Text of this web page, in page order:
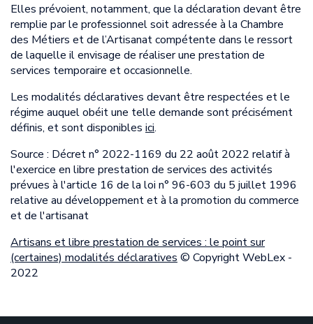
Elles prévoient, notamment, que la déclaration devant être
remplie par le professionnel soit adressée à la Chambre
des Métiers et de l’Artisanat compétente dans le ressort
de laquelle il envisage de réaliser une prestation de
services temporaire et occasionnelle.
Les modalités déclaratives devant être respectées et le
régime auquel obéit une telle demande sont précisément
définis, et sont disponibles ici.
Source : Décret n° 2022-1169 du 22 août 2022 relatif à
l'exercice en libre prestation de services des activités
prévues à l'article 16 de la loi n° 96-603 du 5 juillet 1996
relative au développement et à la promotion du commerce
et de l'artisanat
Artisans et libre prestation de services : le point sur
(certaines) modalités déclaratives © Copyright WebLex -
2022